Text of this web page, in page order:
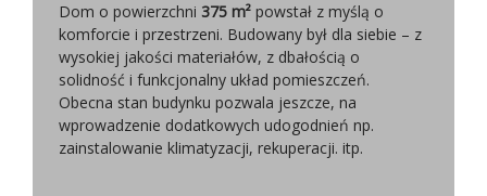
Dom o powierzchni 375 m² powstał z myślą o
komforcie i przestrzeni. Budowany był dla siebie – z
wysokiej jakości materiałów, z dbałością o
solidność i funkcjonalny układ pomieszczeń.
Obecna stan budynku pozwala jeszcze, na
wprowadzenie dodatkowych udogodnień np.
zainstalowanie klimatyzacji, rekuperacji. itp.